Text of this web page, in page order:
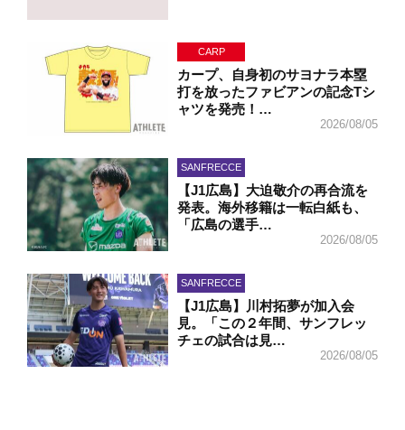
CARP
カープ、自身初のサヨナラ本塁
打を放ったファビアンの記念Tシ
ャツを発売！…
2026/08/05
SANFRECCE
【J1広島】大迫敬介の再合流を
発表。海外移籍は一転白紙も、
「広島の選手…
2026/08/05
SANFRECCE
【J1広島】川村拓夢が加入会
見。「この２年間、サンフレッ
チェの試合は見…
2026/08/05